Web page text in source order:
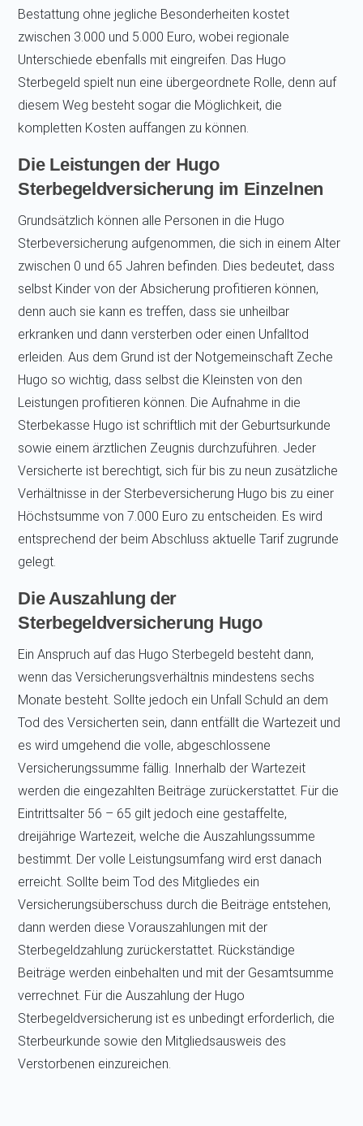
Bestattung ohne jegliche Besonderheiten kostet
zwischen 3.000 und 5.000 Euro, wobei regionale
Unterschiede ebenfalls mit eingreifen. Das Hugo
Sterbegeld spielt nun eine übergeordnete Rolle, denn auf
diesem Weg besteht sogar die Möglichkeit, die
kompletten Kosten auffangen zu können.
Die Leistungen der Hugo
Sterbegeldversicherung im Einzelnen
Grundsätzlich können alle Personen in die Hugo
Sterbeversicherung aufgenommen, die sich in einem Alter
zwischen 0 und 65 Jahren befinden. Dies bedeutet, dass
selbst Kinder von der Absicherung profitieren können,
denn auch sie kann es treffen, dass sie unheilbar
erkranken und dann versterben oder einen Unfalltod
erleiden. Aus dem Grund ist der Notgemeinschaft Zeche
Hugo so wichtig, dass selbst die Kleinsten von den
Leistungen profitieren können. Die Aufnahme in die
Sterbekasse Hugo ist schriftlich mit der Geburtsurkunde
sowie einem ärztlichen Zeugnis durchzuführen. Jeder
Versicherte ist berechtigt, sich für bis zu neun zusätzliche
Verhältnisse in der Sterbeversicherung Hugo bis zu einer
Höchstsumme von 7.000 Euro zu entscheiden. Es wird
entsprechend der beim Abschluss aktuelle Tarif zugrunde
gelegt.
Die Auszahlung der
Sterbegeldversicherung Hugo
Ein Anspruch auf das Hugo Sterbegeld besteht dann,
wenn das Versicherungsverhältnis mindestens sechs
Monate besteht. Sollte jedoch ein Unfall Schuld an dem
Tod des Versicherten sein, dann entfällt die Wartezeit und
es wird umgehend die volle, abgeschlossene
Versicherungssumme fällig. Innerhalb der Wartezeit
werden die eingezahlten Beiträge zurückerstattet. Für die
Eintrittsalter 56 – 65 gilt jedoch eine gestaffelte,
dreijährige Wartezeit, welche die Auszahlungssumme
bestimmt. Der volle Leistungsumfang wird erst danach
erreicht. Sollte beim Tod des Mitgliedes ein
Versicherungsüberschuss durch die Beiträge entstehen,
dann werden diese Vorauszahlungen mit der
Sterbegeldzahlung zurückerstattet. Rückständige
Beiträge werden einbehalten und mit der Gesamtsumme
verrechnet. Für die Auszahlung der Hugo
Sterbegeldversicherung ist es unbedingt erforderlich, die
Sterbeurkunde sowie den Mitgliedsausweis des
Verstorbenen einzureichen.